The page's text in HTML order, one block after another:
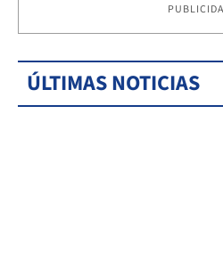
ÚLTIMAS NOTICIAS